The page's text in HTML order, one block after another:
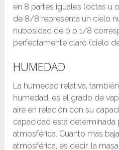
en 8 partes iguales (octas u
de 8/8 representa un cielo
nubosidad de 0 o 1/8
perfectamente claro (cielo
HUMEDAD
La humedad relativa,
humedad, es el grado de
aire en relación con su
capacidad está determinada
atmosférica. Cuanto más
atmosférica, es decir, la